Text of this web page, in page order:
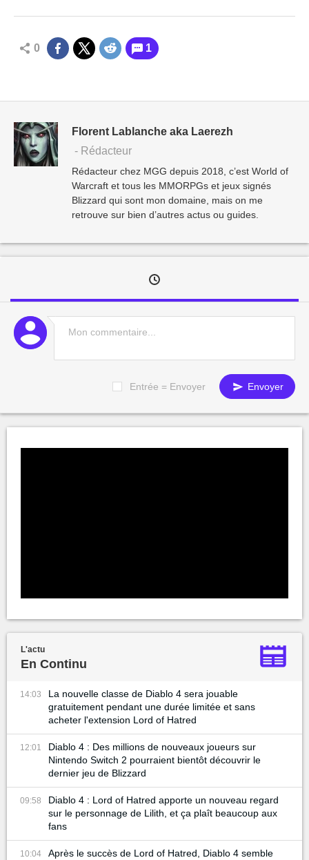
0 1
Florent Lablanche aka Laerezh
- Rédacteur
Rédacteur chez MGG depuis 2018, c’est World of
Warcraft et tous les MMORPGs et jeux signés
Blizzard qui sont mon domaine, mais on me
retrouve sur bien d’autres actus ou guides.
Entrée = Envoyer Envoyer
L'actu
En Continu
14:03
La nouvelle classe de Diablo 4 sera jouable
gratuitement pendant une durée limitée et sans
acheter l'extension Lord of Hatred
12:01
Diablo 4 : Des millions de nouveaux joueurs sur
Nintendo Switch 2 pourraient bientôt découvrir le
dernier jeu de Blizzard
09:58
Diablo 4 : Lord of Hatred apporte un nouveau regard
sur le personnage de Lilith, et ça plaît beaucoup aux
fans
10:04
Après le succès de Lord of Hatred, Diablo 4 semble